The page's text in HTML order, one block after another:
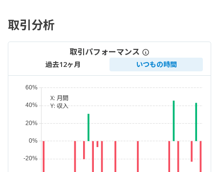
取引分析
取引パフォーマンス
過去12ヶ月 いつもの時間
X: 月間
Y:収入